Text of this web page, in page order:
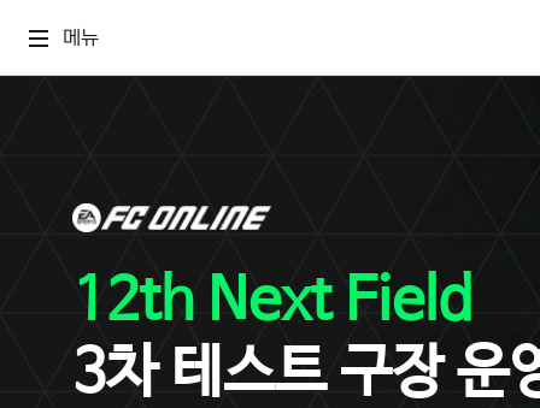
메뉴
12th Next Field
3차 테스트 구장 운